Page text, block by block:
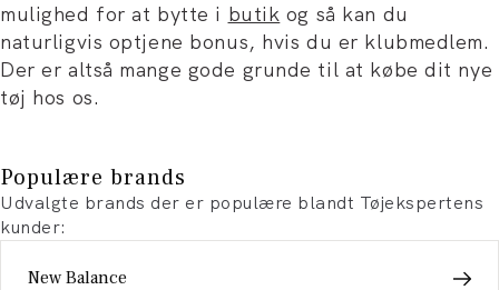
mulighed for at bytte i butik og så kan du
naturligvis optjene bonus, hvis du er klubmedlem.
Der er altså mange gode grunde til at købe dit nye
tøj hos os.
Populære brands
Udvalgte brands der er populære blandt Tøjekspertens
kunder:
New Balance